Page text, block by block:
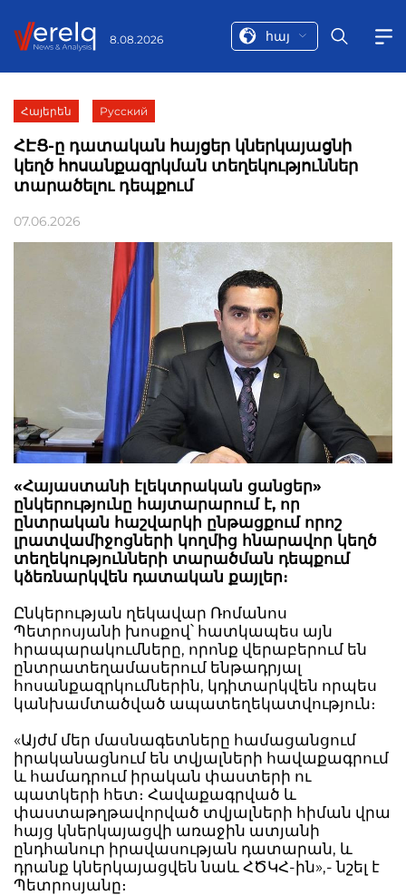
8.08.2026 հայ
Հայերեն Русский
ՀԷՑ-ը դատական հայցեր կներկայացնի
կեղծ հոսանքազրկման տեղեկություններ
տարածելու դեպքում
07.06.2026
«Հայաստանի էլեկտրական ցանցեր»
ընկերությունը հայտարարում է, որ
ընտրական հաշվարկի ընթացքում որոշ
լրատվամիջոցների կողմից հնարավոր կեղծ
տեղեկությունների տարածման դեպքում
կձեռնարկվեն դատական քայլեր։
Ընկերության ղեկավար Ռոմանոս
Պետրոսյանի խոսքով՝ հատկապես այն
հրապարակումները, որոնք վերաբերում են
ընտրատեղամասերում ենթադրյալ
հոսանքազրկումներին, կդիտարկվեն որպես
կանխամտածված ապատեղեկատվություն։
«Այժմ մեր մասնագետները համացանցում
իրականացնում են տվյալների հավաքագրում
և համադրում իրական փաստերի ու
պատկերի հետ։ Հավաքագրված և
փաստաթղթավորված տվյալների հիման վրա
հայց կներկայացվի առաջին ատյանի
ընդհանուր իրավասության դատարան, և
դրանք կներկայացվեն նաև ՀԾԿՀ-ին»,- նշել է
Պետրոսյանը։